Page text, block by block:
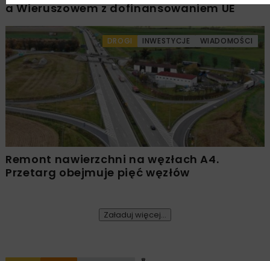
a Wieruszowem z dofinansowaniem UE
DROGI INWESTYCJE WIADOMOŚCI
Remont nawierzchni na węzłach A4.
Przetarg obejmuje pięć węzłów
Załaduj więcej...